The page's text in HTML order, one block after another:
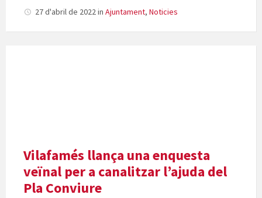
27 d'abril de 2022in Ajuntament, Noticies
Vilafamés llança una enquesta
veïnal per a canalitzar l’ajuda del
Pla Conviure